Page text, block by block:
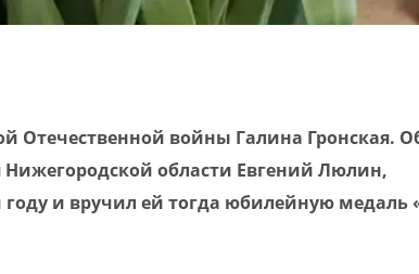
Отечественной войны Галина Гронская.
области Евгений Люлин,
и вручил ей тогда юбилейную медаль